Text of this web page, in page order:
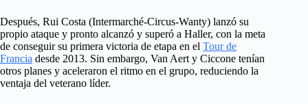
Después, Rui Costa (Intermarché-Circus-Wanty) lanzó su
propio ataque y pronto alcanzó y superó a Haller, con la meta
de conseguir su primera victoria de etapa en el Tour de
Francia desde 2013. Sin embargo, Van Aert y Ciccone tenían
otros planes y aceleraron el ritmo en el grupo, reduciendo la
ventaja del veterano líder.